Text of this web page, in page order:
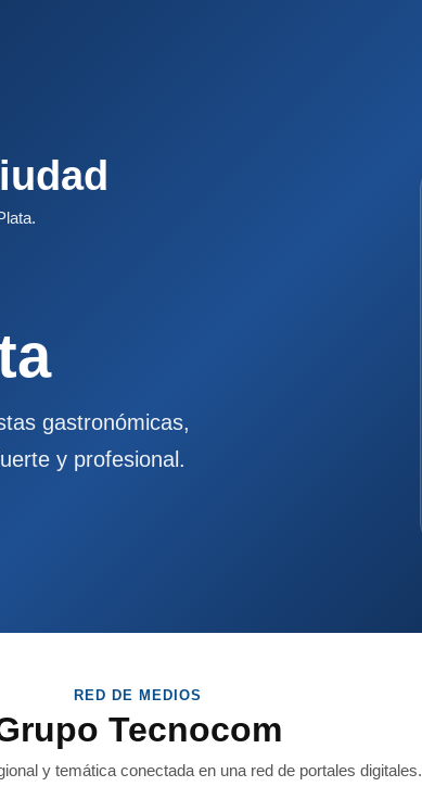
gastronómicas,
y profesional.
RED DE MEDIOS
Tecnocom
y temática conectada en una red de portales digitales.